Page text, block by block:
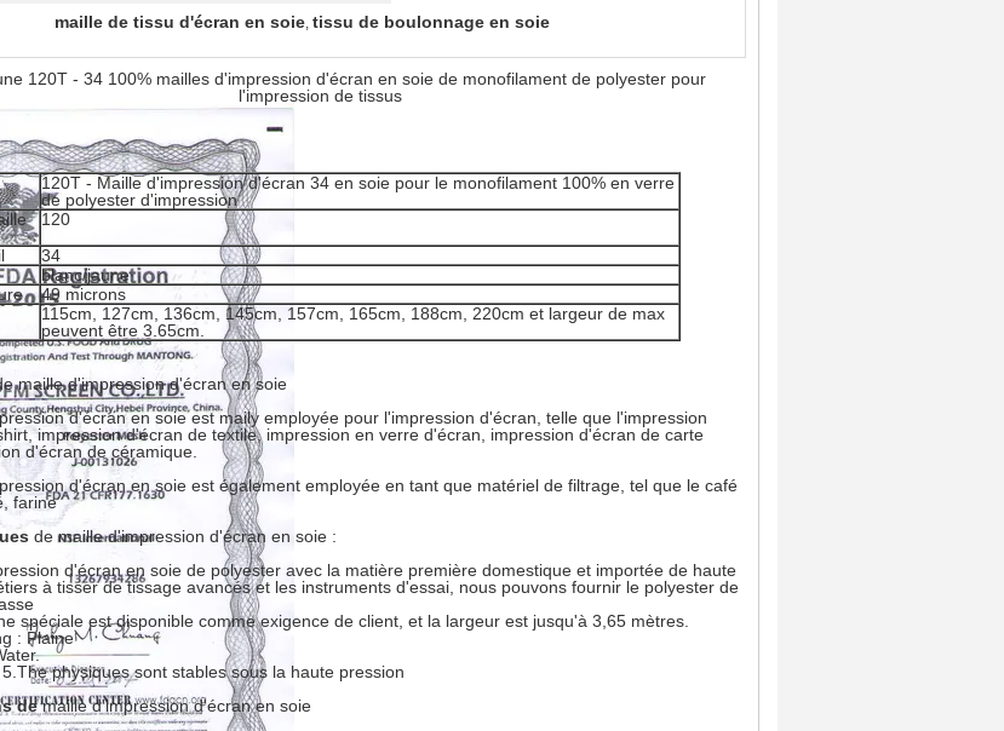
maille de tissu d'écran en soie, tissu de boulonnage en soie
120T - 34 100% mailles d'impression d'écran en soie de monofilament de polyester pour
l'impression de tissus
120T - Maille d'impression d'écran 34 en soie pour le monofilament 100% en verre
de polyester d'impression
120
34
blanc/jaune
49 microns
115cm, 127cm, 136cm, 145cm, 157cm, 165cm, 188cm, 220cm et largeur de max
peuvent être 3.65cm.
maille d'impression d'écran en soie
d'écran en soie est maily employée pour l'impression d'écran, telle que l'impression
impression d'écran de textile, impression en verre d'écran, impression d'écran de carte
d'écran de céramique.
d'écran en soie est également employée en tant que matériel de filtrage, tel que le café
farine
de maille d'impression d'écran en soie :
d'écran en soie de polyester avec la matière première domestique et importée de haute
à tisser de tissage avancés et les instruments d'essai, nous pouvons fournir le polyester de
spéciale est disponible comme exigence de client, et la largeur est jusqu'à 3,65 mètres.
: Plaine
physiques sont stables sous la haute pression
demaille d'impression d'écran en soie